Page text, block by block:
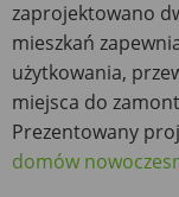
zaprojektowano
mieszkań
użytkowania,
miejsca do
Prezentowany
domów